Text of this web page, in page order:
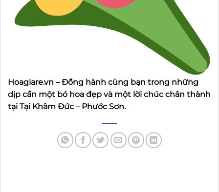
Hoagiare.vn – Đồng hành cùng bạn trong những
dịp cần một bó hoa đẹp và một lời chúc chân thành
tại Tại Khâm Đức – Phước Sơn.